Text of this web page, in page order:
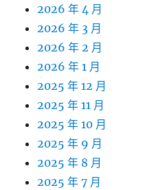
2026 年 4 月
2026 年 3 月
2026 年 2 月
2026 年 1 月
2025 年 12 月
2025 年 11 月
2025 年 10 月
2025 年 9 月
2025 年 8 月
2025 年 7 月